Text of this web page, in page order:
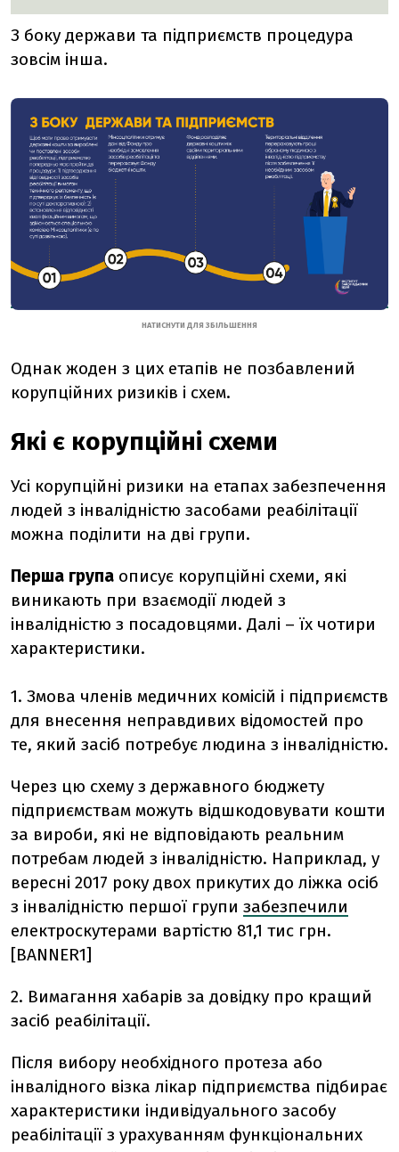
З боку держави та підприємств процедура
зовсім інша.
НАТИСНУТИ ДЛЯ ЗБІЛЬШЕННЯ
Однак жоден з цих етапів не позбавлений
корупційних ризиків і схем.
Які є корупційні схеми
Усі корупційні ризики на етапах забезпечення
людей з інвалідністю засобами реабілітації
можна поділити на дві групи.
Перша група описує корупційні схеми, які
виникають при взаємодії людей з
інвалідністю з посадовцями. Далі – їх чотири
характеристики.
1. Змова членів медичних комісій і підприємств
для внесення неправдивих відомостей про
те, який засіб потребує людина з інвалідністю.
Через цю схему з державного бюджету
підприємствам можуть відшкодовувати кошти
за вироби, які не відповідають реальним
потребам людей з інвалідністю. Наприклад, у
вересні 2017 року двох прикутих до ліжка осіб
з інвалідністю першої групи забезпечили
електроскутерами вартістю 81,1 тис грн.
[BANNER1]
2. Вимагання хабарів за довідку про кращий
засіб реабілітації.
Після вибору необхідного протеза або
інвалідного візка лікар підприємства підбирає
характеристики індивідуального засобу
реабілітації з урахуванням функціональних